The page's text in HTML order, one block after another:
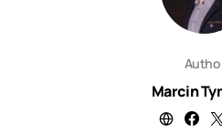
Marcin